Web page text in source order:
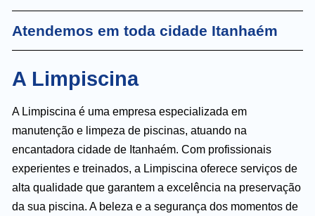
Atendemos em toda cidade Itanhaém
A Limpiscina
A Limpiscina é uma empresa especializada em
manutenção e limpeza de piscinas, atuando na
encantadora cidade de Itanhaém. Com profissionais
experientes e treinados, a Limpiscina oferece serviços de
alta qualidade que garantem a excelência na preservação
da sua piscina. A beleza e a segurança dos momentos de